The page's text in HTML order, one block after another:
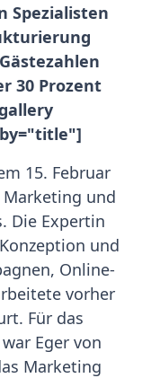
Spezialisten
30 Prozent
15. Februar
Marketing und
Die Expertin
und
Online-
vorher
Für das
Eger von
Marketing